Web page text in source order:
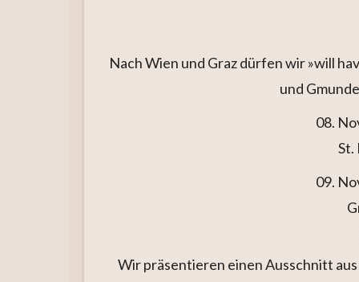
Nach Wien und Graz dürfen wir »will
und
08.
St.
09.
Wir präsentieren einen Ausschnitt